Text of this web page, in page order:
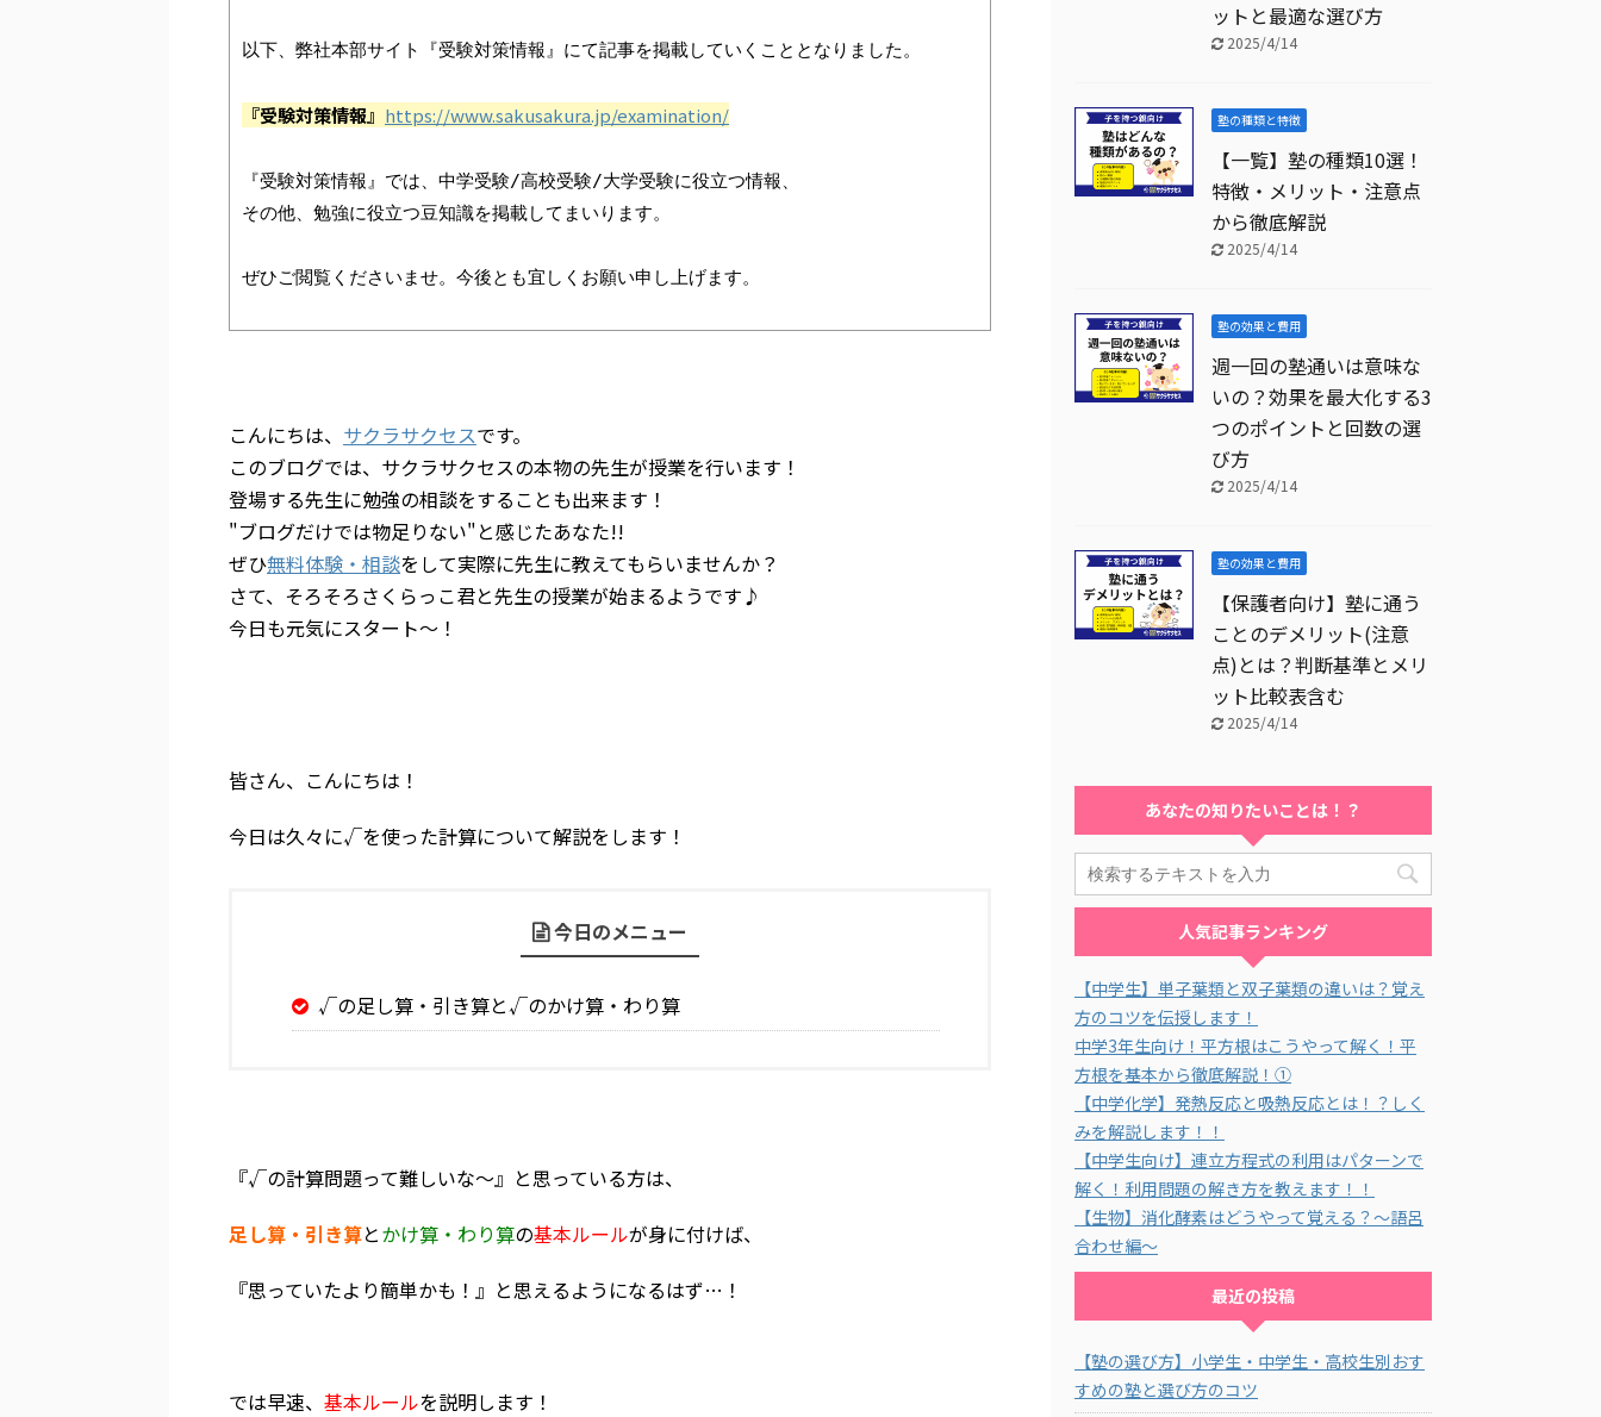
以下、弊社本部サイト『受験対策情報』にて記事を掲載していくこととなりました。
『受験対策情報』 https://www.sakusakura.jp/examination/
『受験対策情報』では、中学受験/高校受験/大学受験に役立つ情報、
その他、勉強に役立つ豆知識を掲載してまいります。
ぜひご閲覧くださいませ。今後とも宜しくお願い申し上げます。
こんにちは、 サクラサクセスです。
このブログでは、サクラサクセスの本物の先生が授業を行います！
登場する先生に勉強の相談をすることも出来ます！
"ブログだけでは物足りない"と感じたあなた!!
ぜひ無料体験・相談をして実際に先生に教えてもらいませんか？
さて、そろそろさくらっこ君と先生の授業が始まるようです♪
今日も元気にスタート～！
皆さん、こんにちは！
今日は久々に√を使った計算について解説をします！
今日のメニュー
√の足し算・引き算と√のかけ算・わり算
『√の計算問題って難しいな～』と思っている方は、
足し算・引き算とかけ算・わり算の基本ルールが身に付けば、
『思っていたより簡単かも！』と思えるようになるはず…！
では早速、 基本ルールを説明します！
ットと最適な選び方
2025/4/14
塾の種類と特徴
【一覧】塾の種類10選！
特徴・メリット・注意点
から徹底解説
2025/4/14
塾の効果と費用
週一回の塾通いは意味な
いの？効果を最大化する3
つのポイントと回数の選
び方
2025/4/14
塾の効果と費用
【保護者向け】塾に通う
ことのデメリット(注意
点)とは？判断基準とメリ
ット比較表含む
2025/4/14
あなたの知りたいことは！？
人気記事ランキング
【中学生】単子葉類と双子葉類の違いは？覚え
方のコツを伝授します！
中学3年生向け！平方根はこうやって解く！平
方根を基本から徹底解説！①
【中学化学】発熱反応と吸熱反応とは！？しく
みを解説します！！
【中学生向け】連立方程式の利用はパターンで
解く！利用問題の解き方を教えます！！
【生物】消化酵素はどうやって覚える？～語呂
合わせ編～
最近の投稿
【塾の選び方】小学生・中学生・高校生別おす
すめの塾と選び方のコツ